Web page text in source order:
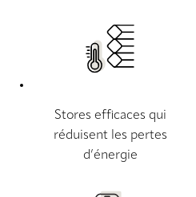
Stores efficaces qui
réduisent les pertes
d’énergie